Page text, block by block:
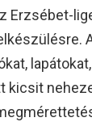
Erzsébet-
kicsit